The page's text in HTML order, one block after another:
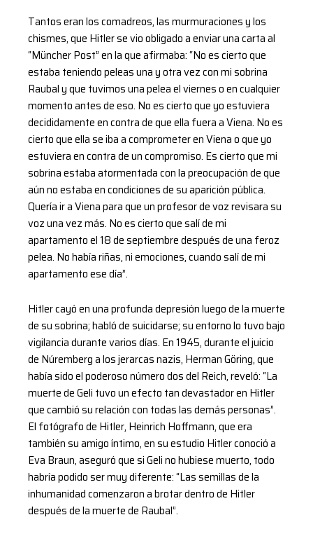
Tantos eran los comadreos, las murmuraciones y los
chismes, que Hitler se vio obligado a enviar una carta al
“Müncher Post” en la que afirmaba: “No es cierto que
estaba teniendo peleas una y otra vez con mi sobrina
Raubal y que tuvimos una pelea el viernes o en cualquier
momento antes de eso. No es cierto que yo estuviera
decididamente en contra de que ella fuera a Viena. No es
cierto que ella se iba a comprometer en Viena o que yo
estuviera en contra de un compromiso. Es cierto que mi
sobrina estaba atormentada con la preocupación de que
aún no estaba en condiciones de su aparición pública.
Quería ir a Viena para que un profesor de voz revisara su
voz una vez más. No es cierto que salí de mi
apartamento el 18 de septiembre después de una feroz
pelea. No había riñas, ni emociones, cuando salí de mi
apartamento ese día”.
Hitler cayó en una profunda depresión luego de la muerte
de su sobrina; habló de suicidarse; su entorno lo tuvo bajo
vigilancia durante varios días. En 1945, durante el juicio
de Núremberg a los jerarcas nazis, Herman Göring, que
había sido el poderoso número dos del Reich, reveló: “La
muerte de Geli tuvo un efecto tan devastador en Hitler
que cambió su relación con todas las demás personas”.
El fotógrafo de Hitler, Heinrich Hoffmann, que era
también su amigo íntimo, en su estudio Hitler conoció a
Eva Braun, aseguró que si Geli no hubiese muerto, todo
habría podido ser muy diferente: “Las semillas de la
inhumanidad comenzaron a brotar dentro de Hitler
después de la muerte de Raubal”.